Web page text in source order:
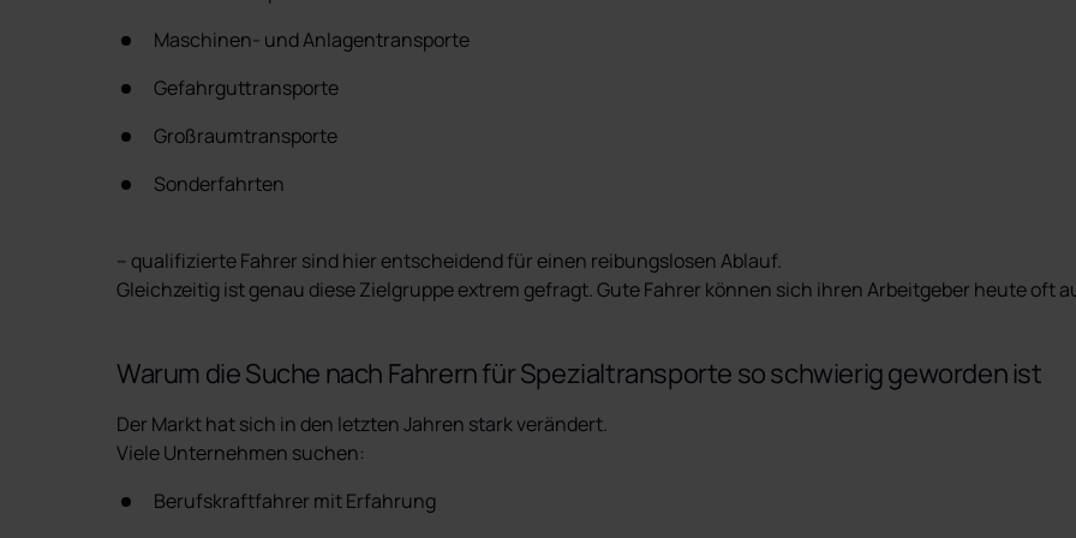
Maschinen- und Anlagentransporte
Gefahrguttransporte
Großraumtransporte
Sonderfahrten
– qualifizierte Fahrer sind hier entscheidend für einen reibungslosen Ablauf.
Gleichzeitig ist genau diese Zielgruppe extrem gefragt. Gute Fahrer können sich ihren Arbeitgeber heute oft
Warum die Suche nach Fahrern für Spezialtransporte so schwierig geworden ist
Der Markt hat sich in den letzten Jahren stark verändert.
Viele Unternehmen suchen:
Berufskraftfahrer mit Erfahrung